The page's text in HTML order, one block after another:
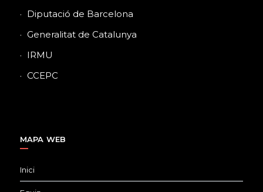
Diputació de Barcelona
Generalitat de Catalunya
IRMU
CCEPC
MAPA WEB
Inici